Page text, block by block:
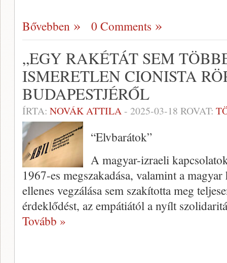
Bővebben 0 Comments
„EGY RAKÉTÁT SEM
ISMERETLEN CIONISTA
BUDAPESTJÉRŐL
ÍRTA: NOVÁK ATTILA- 2025-03-18 ROVAT:
“Elvbarátok”
A magyar-izraeli
1967-es megszakadása, valamint a
ellenes vegzálása sem szakította meg
érdeklődést, az empátiától a nyílt
Tovább »